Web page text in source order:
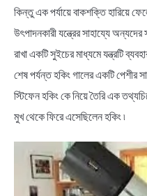
কিন্তু এক পর্যায়ে বাকশক্তি হারিয়ে
উৎপাদনকারী যন্ত্রের সাহায্যে
রাখা একটি সুইচের মাধ্যমে যন্ত্রটি
শেষ পর্যন্ত হকিং গালের একটি পেশীর
স্টিফেন হকিং কে নিয়ে তৈরি এক
মুখ থেকে ফিরে এসেছিলেন হকিং ৷